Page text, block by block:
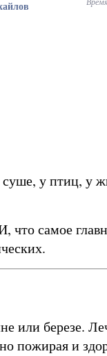
у птиц,
самое
или березе.
пожирая и